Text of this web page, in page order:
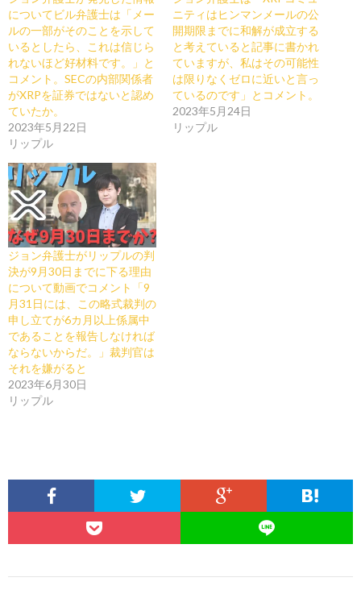
についてビル弁護士は「メー
ルの一部がそのことを示して
いるとしたら、これは信じら
れないほど好材料です。」と
コメント。SECの内部関係者
がXRPを証券ではないと認め
ていたか。
2023年5月22日
リップル
ニティはヒンマンメールの公
開期限までに和解が成立する
と考えていると記事に書かれ
ていますが、私はその可能性
は限りなくゼロに近いと言っ
ているのです」とコメント。
2023年5月24日
リップル
ジョン弁護士がリップルの判
決が9月30日までに下る理由
について動画でコメント「9
月31日には、この略式裁判の
申し立てが6カ月以上係属中
であることを報告しなければ
ならないからだ。」裁判官は
それを嫌がると
2023年6月30日
リップル